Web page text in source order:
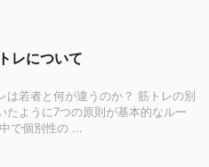
レについて
は若者と何が違うのか？ 筋トレの別
たように7つの原則が基本的なルー
で個別性の ...